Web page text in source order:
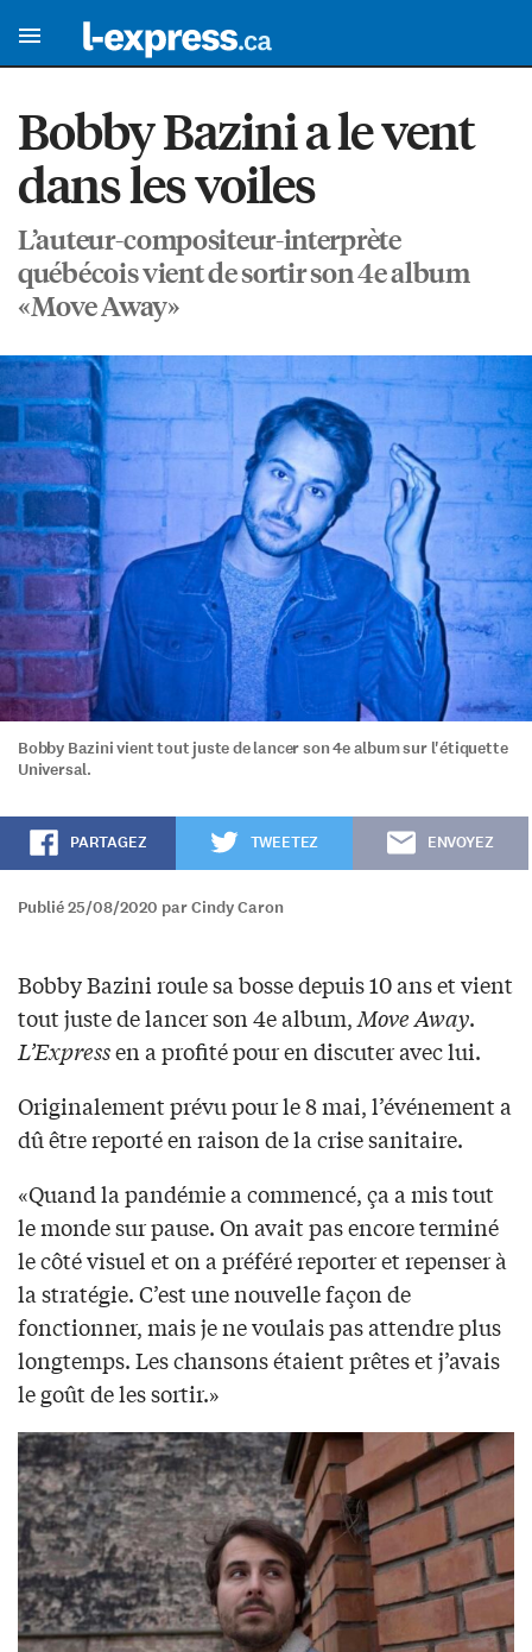
Bobby Bazini a le vent
dans les voiles
L’auteur-compositeur-interprète
québécois vient de sortir son 4e album
«Move Away»
Bobby Bazini vient tout juste de lancer son 4e album sur l'étiquette
Universal.
PARTAGEZ TWEETEZ ENVOYEZ
Publié 25/08/2020 par Cindy Caron
Bobby Bazini roule sa bosse depuis 10 ans et vient
tout juste de lancer son 4e album,Move Away.
L’Expressen a profité pour en discuter avec lui.
Originalement prévu pour le 8 mai, l’événement a
dû être reporté en raison de la crise sanitaire.
«Quand la pandémie a commencé, ça a mis tout
le monde sur pause. On avait pas encore terminé
le côté visuel et on a préféré reporter et repenser à
la stratégie. C’est une nouvelle façon de
fonctionner, mais je ne voulais pas attendre plus
longtemps. Les chansons étaient prêtes et j’avais
le goût de les sortir.»